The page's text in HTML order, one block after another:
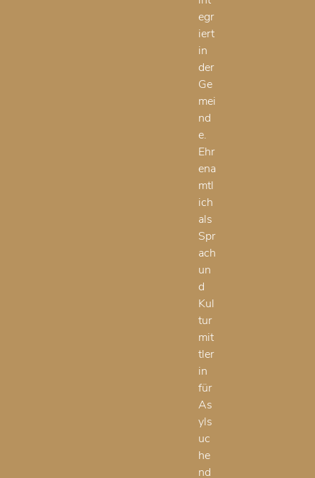
egr
iert
in
der
Ge
mei
nd
e.
Ehr
ena
mtl
ich
als
Spr
ach
un
d
Kul
tur
mit
tler
in
für
As
yls
uc
he
nd